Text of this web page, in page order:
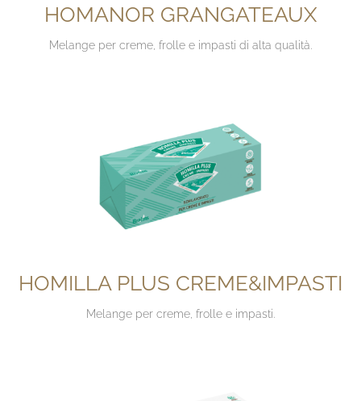
HOMANOR GRANGATEAUX
Melange per creme, frolle e impasti di alta qualità.
HOMILLA PLUS CREME&IMPASTI
Melange per creme, frolle e impasti.